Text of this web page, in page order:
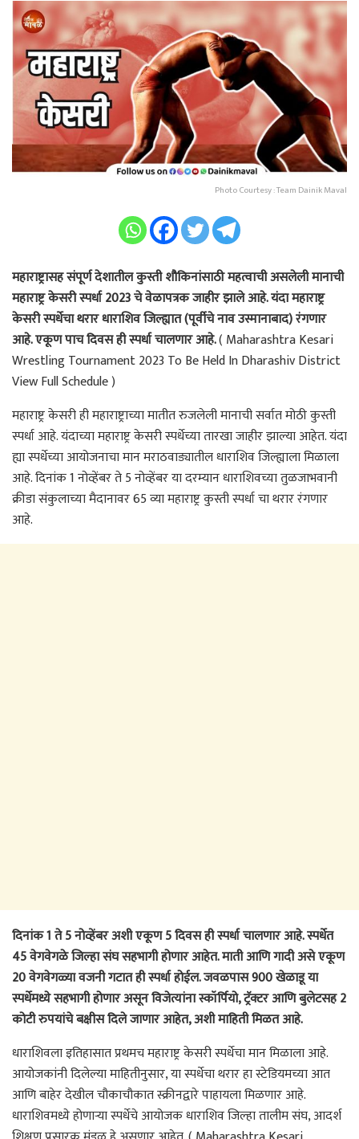
Photo Courtesy : Team Dainik Maval
महाराष्ट्रासह संपूर्ण देशातील कुस्ती शौकिनांसाठी महत्वाची असलेली मानाची
महाराष्ट्र केसरी स्पर्धा 2023 चे वेळापत्रक जाहीर झाले आहे. यंदा महाराष्ट्र
केसरी स्पर्धेचा थरार धाराशिव जिल्ह्यात (पूर्वीचे नाव उस्मानाबाद) रंगणार
आहे. एकूण पाच दिवस ही स्पर्धा चालणार आहे.( Maharashtra Kesari
Wrestling Tournament 2023 To Be Held In Dharashiv District
View Full Schedule )
महाराष्ट्र केसरी ही महाराष्ट्राच्या मातीत रुजलेली मानाची सर्वात मोठी कुस्ती
स्पर्धा आहे. यंदाच्या महाराष्ट्र केसरी स्पर्धेच्या तारखा जाहीर झाल्या आहेत. यंदा
ह्या स्पर्धेच्या आयोजनाचा मान मराठवाड्यातील धाराशिव जिल्ह्याला मिळाला
आहे. दिनांक 1 नोव्हेंबर ते 5 नोव्हेंबर या दरम्यान धाराशिवच्या तुळजाभवानी
क्रीडा संकुलाच्या मैदानावर 65 व्या महाराष्ट्र कुस्ती स्पर्धा चा थरार रंगणार
आहे.
दिनांक 1 ते 5 नोव्हेंबर अशी एकूण 5 दिवस ही स्पर्धा चालणार आहे. स्पर्धेत
45 वेगवेगळे जिल्हा संघ सहभागी होणार आहेत. माती आणि गादी असे एकूण
20 वेगवेगळ्या वजनी गटात ही स्पर्धा होईल. जवळपास 900 खेळाडू या
स्पर्धेमध्ये सहभागी होणार असून विजेत्यांना स्कॉर्पियो, ट्रॅक्टर आणि बुलेटसह 2
कोटी रुपयांचे बक्षीस दिले जाणार आहेत, अशी माहिती मिळत आहे.
धाराशिवला इतिहासात प्रथमच महाराष्ट्र केसरी स्पर्धेचा मान मिळाला आहे.
आयोजकांनी दिलेल्या माहितीनुसार, या स्पर्धेचा थरार हा स्टेडियमच्या आत
आणि बाहेर देखील चौकाचौकात स्क्रीनद्वारे पाहायला मिळणार आहे.
धाराशिवमध्ये होणाऱ्या स्पर्धेचे आयोजक धाराशिव जिल्हा तालीम संघ, आदर्श